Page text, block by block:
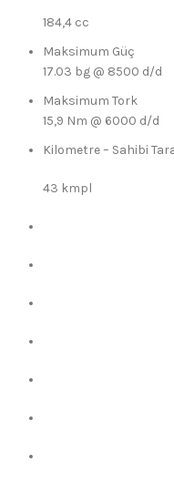
184,4 cc
Maksimum Güç
17.03 bg @ 8500 d/d
Maksimum Tork
15,9 Nm @ 6000 d/d
Kilometre – Sahibi
43 kmpl